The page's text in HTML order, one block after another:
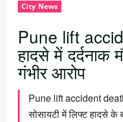
City News
Pune lift
हादसे में दर्दनाक
गंभीर आरोप
Pune lift accident
सोसायटी में लिफ्ट हादसे के